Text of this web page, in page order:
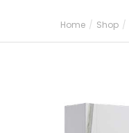
Tu sei qui:Home Shop